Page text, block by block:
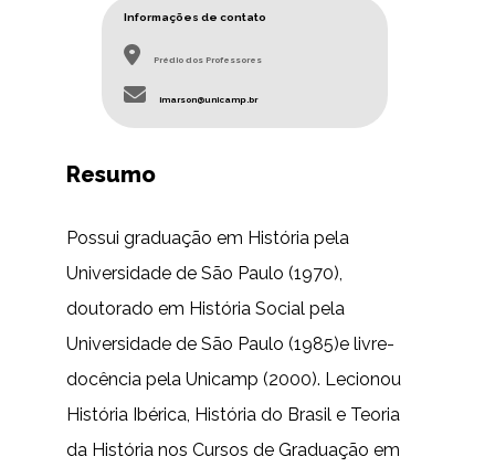
Informações de contato
Prédio dos Professores
imarson@unicamp.br
Resumo
Possui graduação em História pela
Universidade de São Paulo (1970),
doutorado em História Social pela
Universidade de São Paulo (1985)e livre-
docência pela Unicamp (2000). Lecionou
História Ibérica, História do Brasil e Teoria
da História nos Cursos de Graduação em